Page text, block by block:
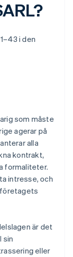
i den
som måste
agerar på
alla
kontrakt,
formaliteter.
intresse, och
är det
sin
eller